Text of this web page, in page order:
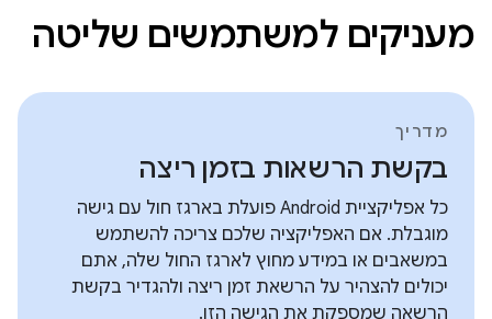
מעניקים למשתמשים שליטה
מדריך
בקשת הרשאות בזמן ריצה
כל אפליקציית Android פועלת בארגז חול עם גישה
מוגבלת. אם האפליקציה שלכם צריכה להשתמש
במשאבים או במידע מחוץ לארגז החול שלה, אתם
יכולים להצהיר על הרשאת זמן ריצה ולהגדיר בקשת
הרשאה שמספקת את הגישה הזו.